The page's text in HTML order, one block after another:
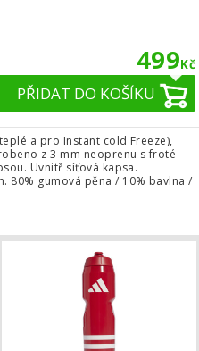
499Kč
PŘIDAT DO KOŠÍKU
a pro Instant cold Freeze),
z 3 mm neoprenu s froté
Uvnitř síťová kapsa.
gumová pěna / 10% bavlna /